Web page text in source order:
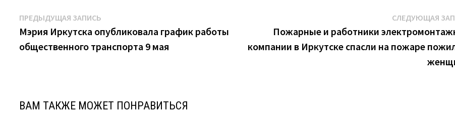
Навигация
по
записям
ПРЕДЫДУЩАЯ ЗАПИСЬ
запись:
Мэрия Иркутска опубликовала график работы
общественного транспорта 9 мая
СЛЕДУЮЩАЯ
Пожарные и работники
компании в Иркутске спасли на пожаре
ВАМ ТАКЖЕ МОЖЕТ ПОНРАВИТЬСЯ